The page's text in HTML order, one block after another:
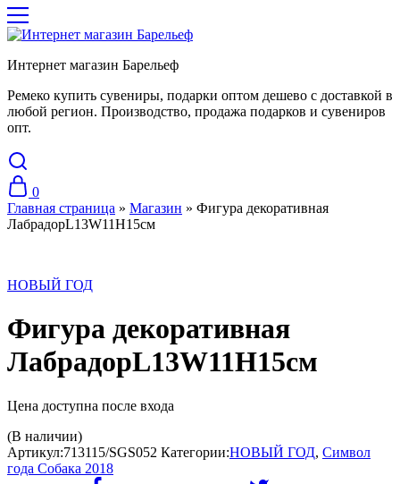
Интернет магазин Барельеф
Ремеко купить сувениры, подарки оптом дешево с доставкой в
любой регион. Производство, продажа подарков и сувениров
опт.
0
Главная страница » Магазин » Фигура декоративная
ЛабрадорL13W11H15см
НОВЫЙ ГОД
Фигура декоративная
ЛабрадорL13W11H15см
Цена доступна после входа
(В наличии)
Артикул:713115/SGS052 Категории:НОВЫЙ ГОД, Символ
года Собака 2018